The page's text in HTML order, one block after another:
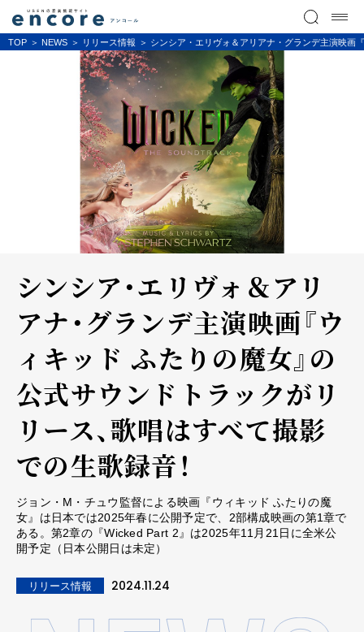
TOP NEWS リリース情報 シンシア・エリヴォ＆アリアナ・グランデ主演映画
シンシア・エリヴォ＆アリ
アナ・グランデ主演映画『ウ
ィキッド ふたりの魔女』の
公式サウンドトラックがリ
リース、歌唱はすべて撮影
での生歌録音！
ジョン・M・チュウ監督による映画『ウィキッド ふたりの魔
女』は日本では2025年春に公開予定で、2部構成映画の第1章で
ある。第2章の『Wicked Part 2』は2025年11月21日に全米公
開予定（日本公開日は未定）
リリース情報 2024.11.24